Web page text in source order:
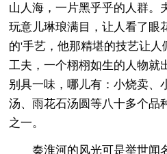
山人海，一片黑乎乎的人群。
玩意儿琳琅满目，让人看了眼
的'手艺，他那精堪的技艺让
工夫，一个栩栩如生的人物就
别具一味，哪儿有：小烧卖、
汤、雨花石汤圆等八十多个品
之一。
秦淮河的风光可是举世闻